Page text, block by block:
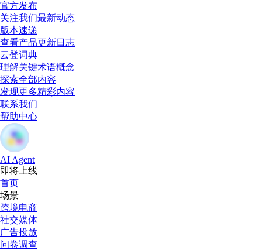
官方发布
关注我们最新动态
版本速递
查看产品更新日志
云登词典
理解关键术语概念
探索全部内容
发现更多精彩内容
联系我们
帮助中心
AI Agent
即将上线
首页
场景
跨境电商
社交媒体
广告投放
问卷调查